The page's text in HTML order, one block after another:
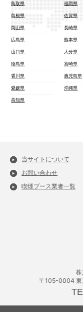
鳥取県
島根県
岡山県
広島県
山口県
徳島県
香川県
愛媛県
高知県
福岡県
佐賀県
長崎県
熊本県
大分県
宮崎県
鹿児島県
沖縄県
当サイトについて
お問い合わせ
喫煙ブース業者一覧
〒105-0004 東